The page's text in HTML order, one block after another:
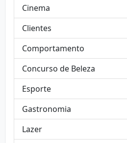
Cinema
Clientes
Comportamento
Concurso de Beleza
Esporte
Gastronomia
Lazer